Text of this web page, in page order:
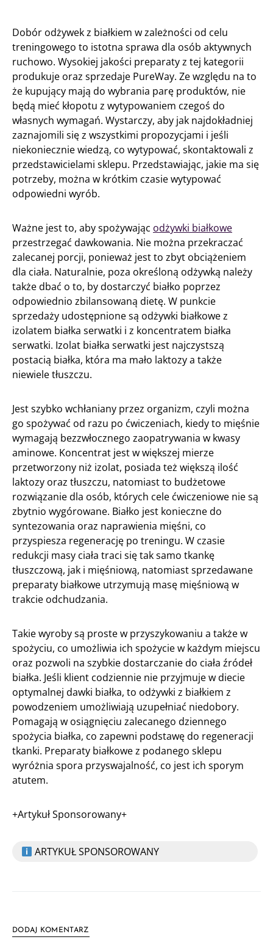
Dobór odżywek z białkiem w zależności od celu
treningowego to istotna sprawa dla osób aktywnych
ruchowo. Wysokiej jakości preparaty z tej kategorii
produkuje oraz sprzedaje PureWay. Ze względu na to
że kupujący mają do wybrania parę produktów, nie
będą mieć kłopotu z wytypowaniem czegoś do
własnych wymagań. Wystarczy, aby jak najdokładniej
zaznajomili się z wszystkimi propozycjami i jeśli
niekoniecznie wiedzą, co wytypować, skontaktowali z
przedstawicielami sklepu. Przedstawiając, jakie ma się
potrzeby, można w krótkim czasie wytypować
odpowiedni wyrób.
Ważne jest to, aby spożywając odżywki białkowe
przestrzegać dawkowania. Nie można przekraczać
zalecanej porcji, ponieważ jest to zbyt obciążeniem
dla ciała. Naturalnie, poza określoną odżywką należy
także dbać o to, by dostarczyć białko poprzez
odpowiednio zbilansowaną dietę. W punkcie
sprzedaży udostępnione są odżywki białkowe z
izolatem białka serwatki i z koncentratem białka
serwatki. Izolat białka serwatki jest najczystszą
postacią białka, która ma mało laktozy a także
niewiele tłuszczu.
Jest szybko wchłaniany przez organizm, czyli można
go spożywać od razu po ćwiczeniach, kiedy to mięśnie
wymagają bezzwłocznego zaopatrywania w kwasy
aminowe. Koncentrat jest w większej mierze
przetworzony niż izolat, posiada też większą ilość
laktozy oraz tłuszczu, natomiast to budżetowe
rozwiązanie dla osób, których cele ćwiczeniowe nie są
zbytnio wygórowane. Białko jest konieczne do
syntezowania oraz naprawienia mięśni, co
przyspiesza regenerację po treningu. W czasie
redukcji masy ciała traci się tak samo tkankę
tłuszczową, jak i mięśniową, natomiast sprzedawane
preparaty białkowe utrzymują masę mięśniową w
trakcie odchudzania.
Takie wyroby są proste w przyszykowaniu a także w
spożyciu, co umożliwia ich spożycie w każdym miejscu
oraz pozwoli na szybkie dostarczanie do ciała źródeł
białka. Jeśli klient codziennie nie przyjmuje w diecie
optymalnej dawki białka, to odżywki z białkiem z
powodzeniem umożliwiają uzupełniać niedobory.
Pomagają w osiągnięciu zalecanego dziennego
spożycia białka, co zapewni podstawę do regeneracji
tkanki. Preparaty białkowe z podanego sklepu
wyróżnia spora przyswajalność, co jest ich sporym
atutem.
+Artykuł Sponsorowany+
ARTYKUŁ SPONSOROWANY
DODAJ KOMENTARZ